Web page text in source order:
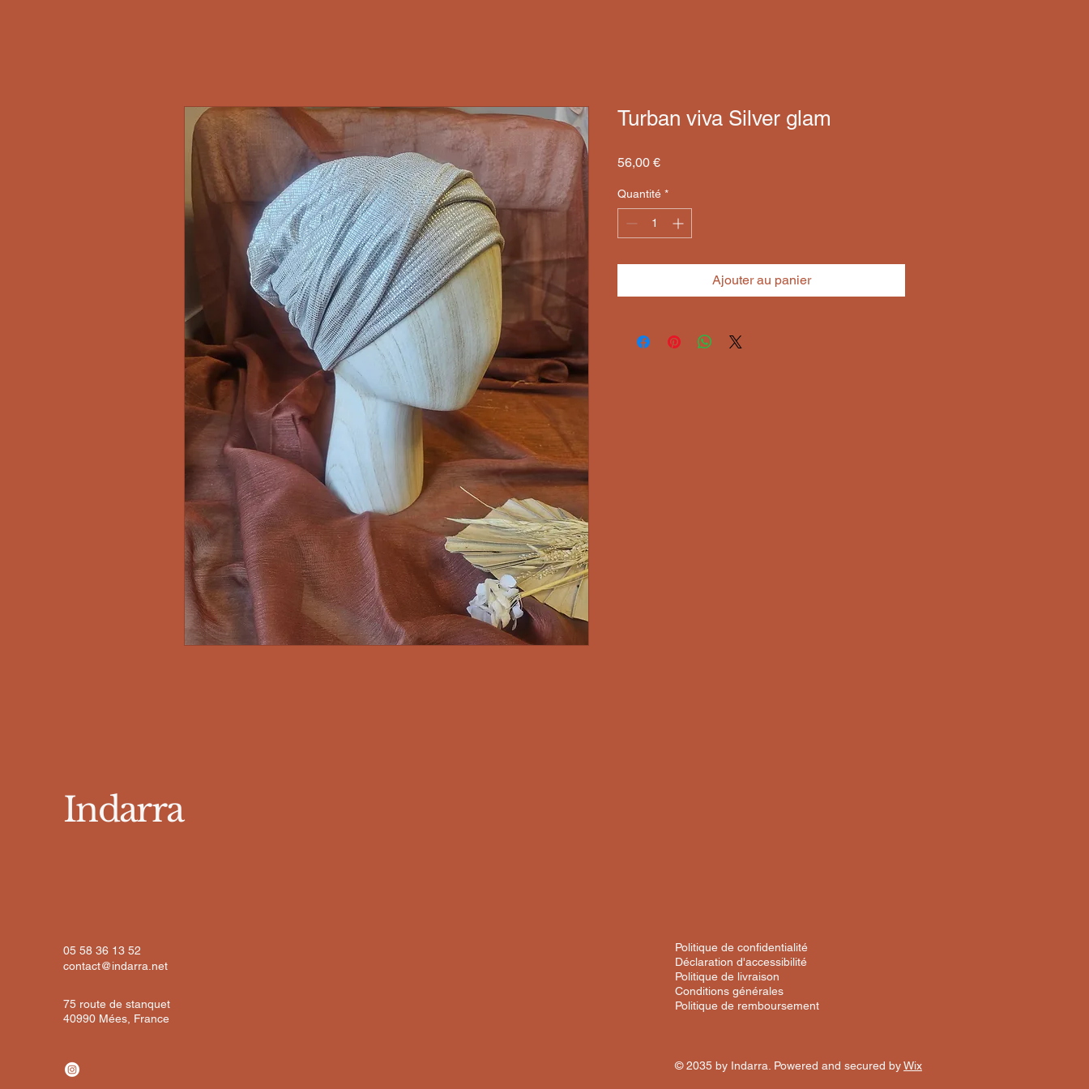
Turban viva Silver glam
56,00 €Prix
Quantité *
Ajouter au panier
Indarra
05 58 36 13 52
contact@indarra.net
75 route de stanquet
40990 Mées, France
Politique de confidentialité
Déclaration d'accessibilité
Politique de livraison
Conditions générales
Politique de remboursement
© 2035 by Indarra. Powered and secured byWix